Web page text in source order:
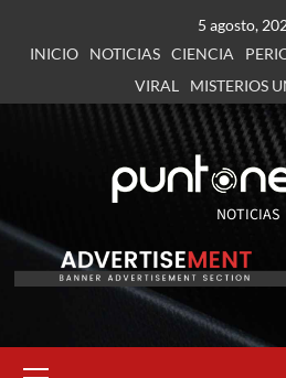
5 agosto,
INICIO
NOTICIAS CIENCIA
VIRAL
MISTERIOS
NOTICIAS